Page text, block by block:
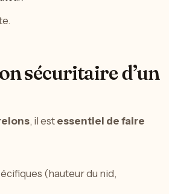
sécuritaire d’un
, il est essentiel de faire
(hauteur du nid,